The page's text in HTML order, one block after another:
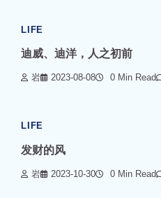
LIFE
迪威、迪洋，人之初前
岩 2023-08-08 0 Min Read
LIFE
发财的风
岩 2023-10-30 0 Min Read